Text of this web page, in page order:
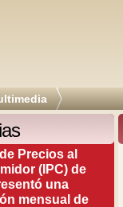
Precios al
(IPC) de
una
mensual de